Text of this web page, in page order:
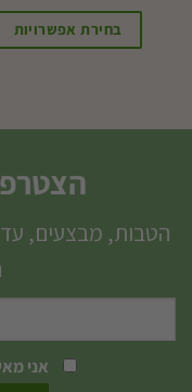
בחירת אפשרויות
יש
סוגים.
לבחור
בעמוד
המוצר
הטבות, מבצעים,
אני